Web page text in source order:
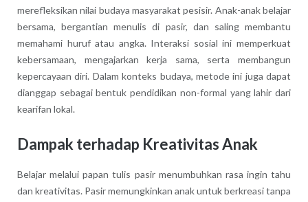
merefleksikan nilai budaya masyarakat pesisir. Anak-anak belajar
bersama, bergantian menulis di pasir, dan saling membantu
memahami huruf atau angka. Interaksi sosial ini memperkuat
kebersamaan, mengajarkan kerja sama, serta membangun
kepercayaan diri. Dalam konteks budaya, metode ini juga dapat
dianggap sebagai bentuk pendidikan non-formal yang lahir dari
kearifan lokal.
Dampak terhadap Kreativitas Anak
Belajar melalui papan tulis pasir menumbuhkan rasa ingin tahu
dan kreativitas. Pasir memungkinkan anak untuk berkreasi tanpa